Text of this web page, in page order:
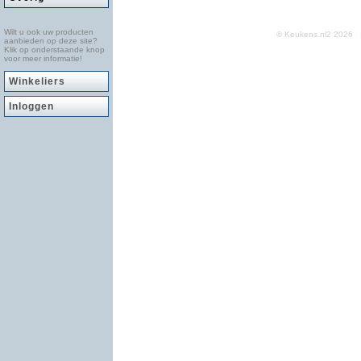
Wilt u ook uw producten
aanbieden op deze site?
Klik op onderstaande knop
voor meer informatie!
Winkeliers
Inloggen
© Keukens.nl2